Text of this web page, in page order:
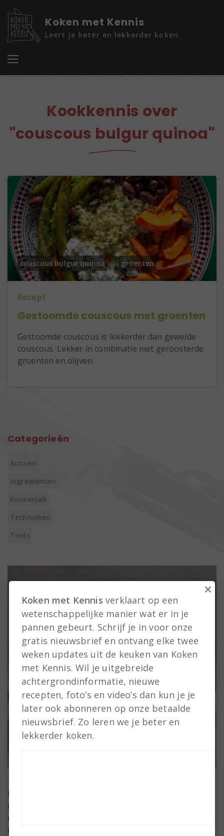
Koken met Kennis
Leert je beter en lekkerder koken
Kookkennis over
"couscous bulgur quinoa"
couscous bulgur quinoa groenten
Recept
Gestoomde couscous met groenten
Gestoomde couscous is lekkerder dan gewelde
couscous. Lekker in combinatie met geroosterde
groenten en olijven.
Categorieën
Actueel
Ingrediënten
Keukenlab
Technieken
Tools
De Koken met Kennis nieuwsbrief verschijnt elke
maand en staat vol met interessante kookweetjes,
updates van de website en andere
nieuwswaardigheden.
Koken met Kennis verklaart op een
wetenschappelijke manier wat er in je
pannen gebeurt. Schrijf je in voor onze
gratis nieuwsbrief en ontvang elke twee
weken updates uit de keuken van Koken
met Kennis. Wil je uitgebreide
achtergrondinformatie, nieuwe
recepten, foto’s en video’s dan kun je je
later ook abonneren op onze betaalde
nieuwsbrief. Zo leren we je beter en
lekkerder koken.
×